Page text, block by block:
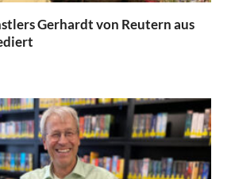
Gerhardt von Reutern aus